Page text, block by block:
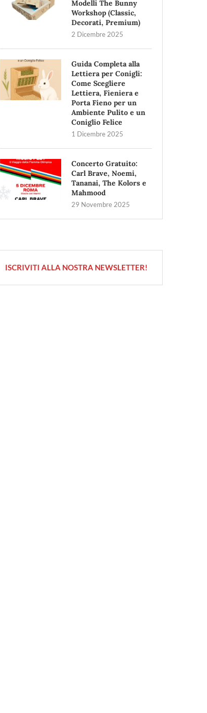
Modelli The Bunny
Workshop (Classic,
Decorati, Premium)
2 Dicembre 2025
Guida Completa alla
Lettiera per Conigli:
Come Scegliere
Lettiera, Fieniera e
Porta Fieno per un
Ambiente Pulito e un
Coniglio Felice
1 Dicembre 2025
Concerto Gratuito:
Carl Brave, Noemi,
Tananai, The Kolors e
Mahmood
29 Novembre 2025
ISCRIVITI ALLA NOSTRA NEWSLETTER!